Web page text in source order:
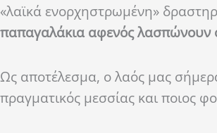
«λαϊκά ενορχηστρωμένη»
παπαγαλάκια αφενός λασπώνουν
Ως αποτέλεσμα, ο λαός μας σήμερα
πραγματικός μεσσίας και ποιος